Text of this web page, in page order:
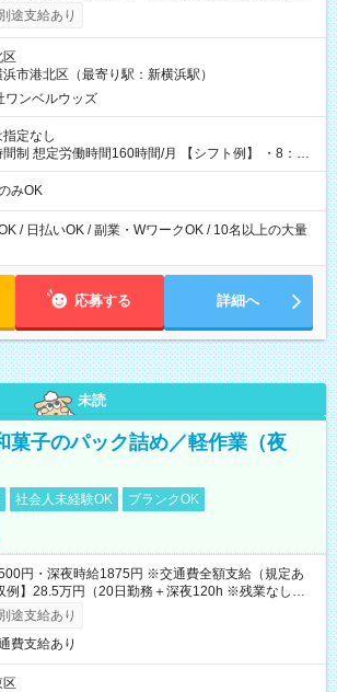
定あり） ┗働いたその日に現金GET♪ お仕事後はコ
日払い分を引き落とせます！ 【試用期間】試
途支給あり
区
市港北区（最寄り駅：新横浜駅）
ワンベルウッズ
定なし
定労働時間160時間/月 【シフト例】 ・8：00
みOK
/ 日払いOK / 副業・WワークOK / 10名以上の大量
応募する 詳細へ
未読
菓子のパック詰め／軽作業（夜
社会人未経験OK
ブランクOK
円・深夜時給1875円 ※交通費全額支給（規定あ
例】28.5万円（20日勤務＋深夜120h ※残業なしの場
途支給あり
費支給あり
区